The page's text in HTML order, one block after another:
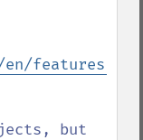
en/
but